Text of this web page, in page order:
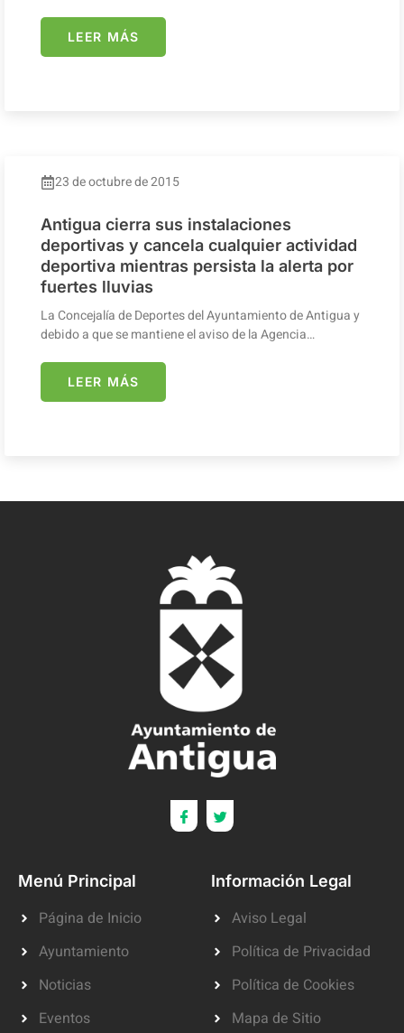
LEER MÁS
23 de octubre de 2015
Antigua cierra sus instalaciones
deportivas y cancela cualquier actividad
deportiva mientras persista la alerta por
fuertes lluvias
La Concejalía de Deportes del Ayuntamiento de Antigua y
debido a que se mantiene el aviso de la Agencia…
LEER MÁS
Menú Principal
Página de Inicio
Ayuntamiento
Noticias
Eventos
Información Legal
Aviso Legal
Política de Privacidad
Política de Cookies
Mapa de Sitio